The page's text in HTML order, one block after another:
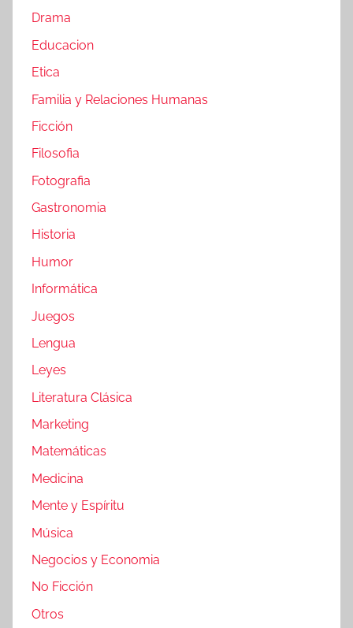
Drama
Educacion
Etica
Familia y Relaciones Humanas
Ficción
Filosofia
Fotografia
Gastronomia
Historia
Humor
Informática
Juegos
Lengua
Leyes
Literatura Clásica
Marketing
Matemáticas
Medicina
Mente y Espíritu
Música
Negocios y Economia
No Ficción
Otros